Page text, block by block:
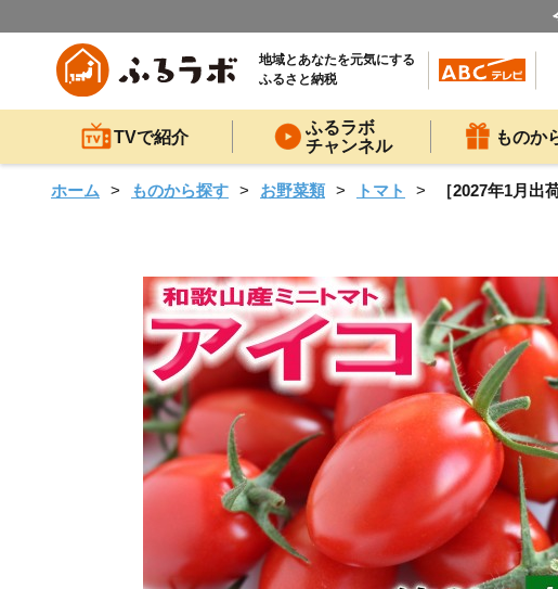
地域とあなたを元気にする
ふるさと納税
TVで紹介
ふるラボ
チャンネル
ものか
ホーム ものから探す お野菜類 トマト ［2027年1月